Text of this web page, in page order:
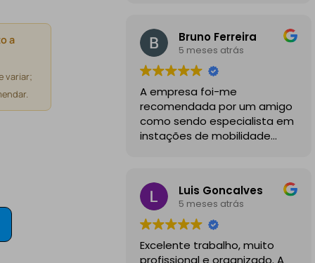
a
variar;
Bruno Ferreira
5 meses atrás
A empresa foi-me
recomendada por um amigo
como sendo especialista em
instações de mobilidade
profissionais, comunicativos e
disponiveis para todas as
minhas dúvidas.
A instalação de tomada
reforçada em garagem
Luis Goncalves
5 meses atrás
Excelente trabalho, muito
profissional e organizado. A